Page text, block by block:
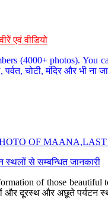
एवं वीडियो
(4000+ photos). You
चोटी, मंदिर और भी
OF MAANA,LAST
स्थलों से सम्बन्धित जानकारी
of those
और दूरस्थ और अछूते